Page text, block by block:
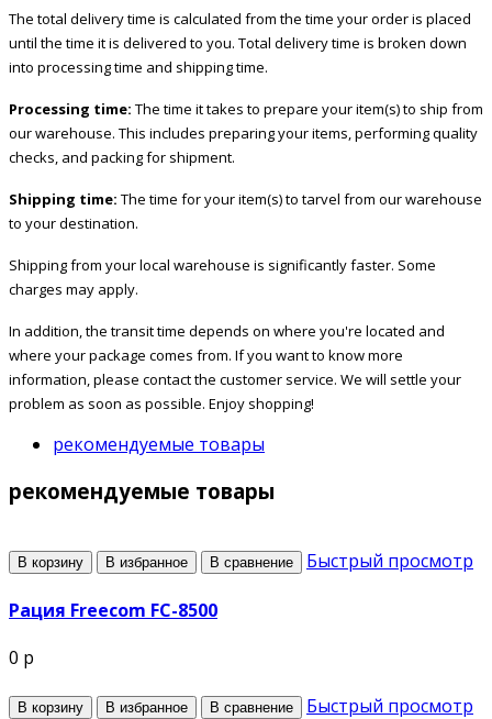
The total delivery time is calculated from the time your order is placed
until the time it is delivered to you. Total delivery time is broken down
into processing time and shipping time.
Processing time: The time it takes to prepare your item(s) to ship from
our warehouse. This includes preparing your items, performing quality
checks, and packing for shipment.
Shipping time: The time for your item(s) to tarvel from our warehouse
to your destination.
Shipping from your local warehouse is significantly faster. Some
charges may apply.
In addition, the transit time depends on where you're located and
where your package comes from. If you want to know more
information, please contact the customer service. We will settle your
problem as soon as possible. Enjoy shopping!
рекомендуемые товары
рекомендуемые товары
В корзину В избранное В сравнение Быстрый просмотр
Рация Freecom FC-8500
0 р
В корзину В избранное В сравнение Быстрый просмотр